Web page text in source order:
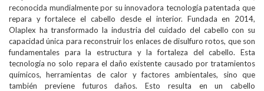
reconocida mundialmente por su innovadora tecnología patentada que
repara y fortalece el cabello desde el interior. Fundada en 2014,
Olaplex ha transformado la industria del cuidado del cabello con su
capacidad única para reconstruir los enlaces de disulfuro rotos, que son
fundamentales para la estructura y la fortaleza del cabello. Esta
tecnología no solo repara el daño existente causado por tratamientos
químicos, herramientas de calor y factores ambientales, sino que
también previene futuros daños. Esto resulta en un cabello